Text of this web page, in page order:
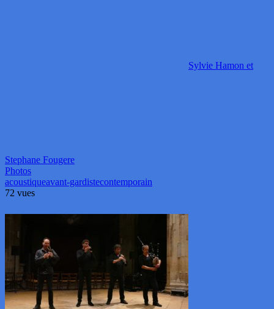
Sylvie Hamon et
Stephane Fougere
Photos
acoustiqueavant-gardistecontemporain
72 vues